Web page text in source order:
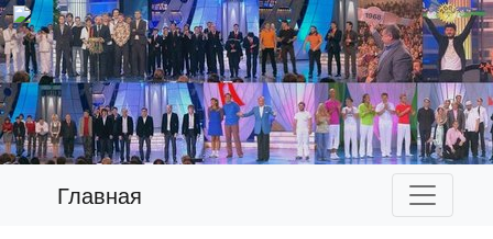
Главная